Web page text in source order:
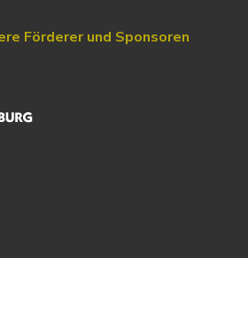
Förderer und Sponsoren